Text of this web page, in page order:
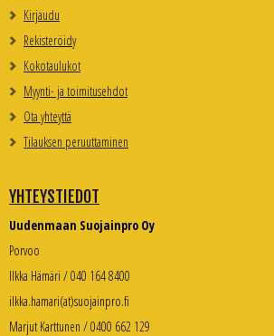
Kirjaudu
Rekisteröidy
Kokotaulukot
Myynti- ja toimitusehdot
Ota yhteyttä
Tilauksen peruuttaminen
YHTEYSTIEDOT
Uudenmaan Suojainpro Oy
Porvoo
Ilkka Hämäri / 040 164 8400
ilkka.hamari(at)suojainpro.fi
Marjut Karttunen / 0400 662 129